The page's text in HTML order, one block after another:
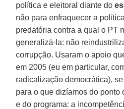
política e eleitoral diante do
não para enfraquecer a
predatória contra a qual o PT
generalizá-la: não
corrupção. Usaram o apoio
em 2005 (eu em particular,
radicalização democrática),
para o que dizíamos do ponto
e do programa: a